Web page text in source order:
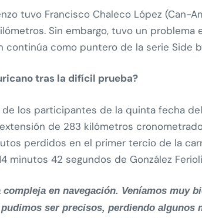
tuvo Francisco Chaleco López (Can-
Sin embargo, tuvo un
continúa como puntero de la serie
tras la difícil prueba?
de los participantes de la quinta fecha
de 283 kilómetros
perdidos en el primer tercio de la
minutos 42 segundos de González
compleja en navegación. Veníamos
ser precisos, perdiendo